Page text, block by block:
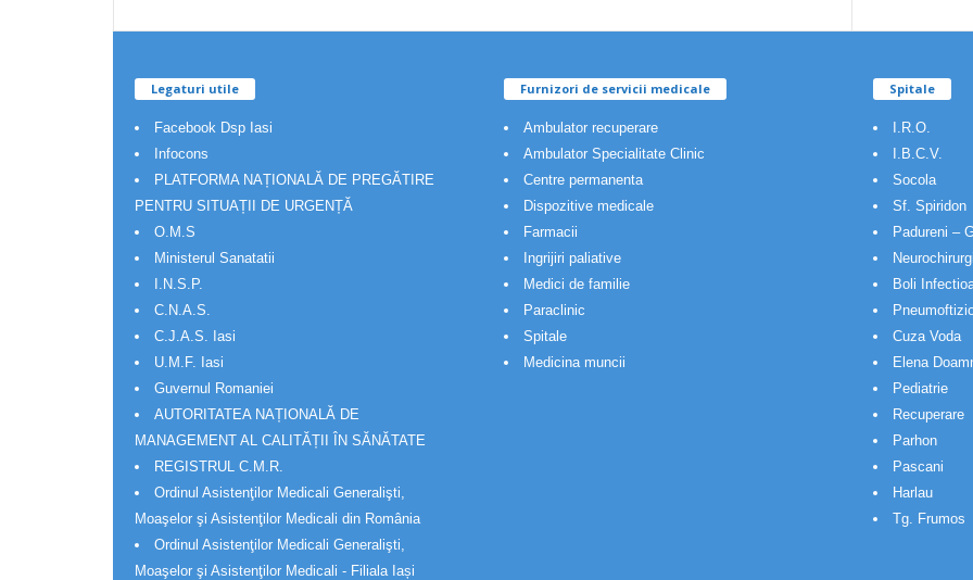
Legaturi utile
Facebook Dsp Iasi
Infocons
PLATFORMA NAȚIONALĂ DE PREGĂTIRE
PENTRU SITUAȚII DE URGENȚĂ
O.M.S
Ministerul Sanatatii
I.N.S.P.
C.N.A.S.
C.J.A.S. Iasi
U.M.F. Iasi
Guvernul Romaniei
AUTORITATEA NAȚIONALĂ DE
MANAGEMENT AL CALITĂȚII ÎN SĂNĂTATE
REGISTRUL C.M.R.
Ordinul Asistenţilor Medicali Generalişti,
Moaşelor şi Asistenţilor Medicali din România
Ordinul Asistenţilor Medicali Generalişti,
Moaşelor şi Asistenţilor Medicali - Filiala Iași
Furnizori de servicii medicale
Ambulator recuperare
Ambulator Specialitate Clinic
Centre permanenta
Dispozitive medicale
Farmacii
Ingrijiri paliative
Medici de familie
Paraclinic
Spitale
Medicina muncii
Spitale
I.R.O.
I.B.C.V.
Socola
Sf. Spiridon
Padureni –
Boli
Cuza Voda
Elena
Pediatrie
Recuperare
Parhon
Pascani
Harlau
Tg. Frumos